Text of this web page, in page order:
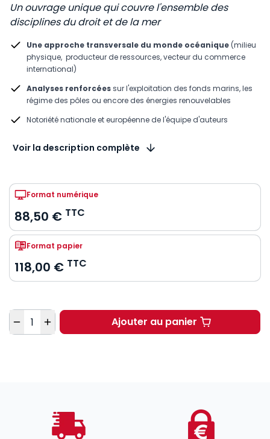
Un ouvrage unique qui couvre l'ensemble des
disciplines du droit et de la mer
Une approche transversale du monde océanique (milieu
physique, producteur de ressources, vecteur du commerce
international)
Analyses renforcéessur l'exploitation des fonds marins, les
régime des pôles ou encore des énergies renouvelables
Notoriété nationale et européenne de l'équipe d'auteurs
Voir la description complète
Format numérique
88,50 € TTC
Format papier
118,00 € TTC
Quantité Ajouter au panier